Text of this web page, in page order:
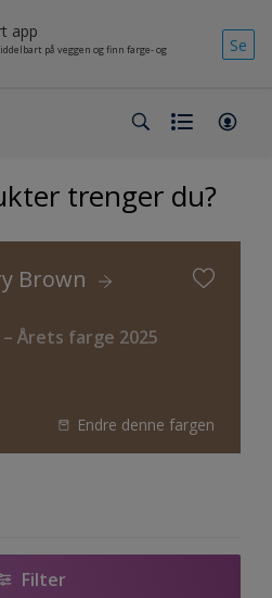
app
på veggen og finn farge- og
Se
trenger du?
Brown
Årets farge 2025
Endre denne fargen
Filter